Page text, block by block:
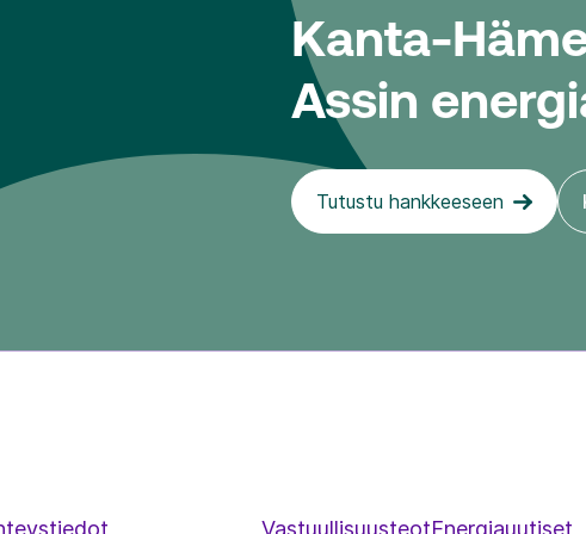
Kanta-
Assin
Tutustu hankkeeseen
VastuullisuusteotEnergiauutiset